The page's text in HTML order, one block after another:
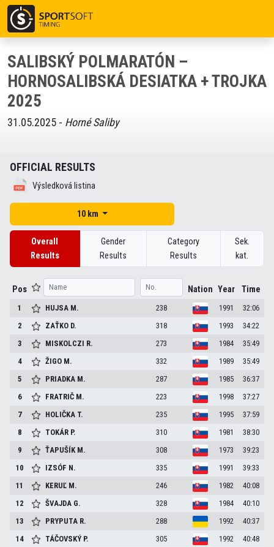
SALIBSKÝ POLMARATÓN –
HORNOSALIBSKÁ DESIATKA + TROJKA
2025
31.05.2025 - Horné Saliby
OFFICIAL RESULTS
Výsledková listina
10 km
Overall
Results
Gender
Results
Category
Results
Sek.
kat.
Pos Nation Year Time
1 HUJSA M. 238 1991
32:06
2
ZAŤKO D. 318 1993
34:22
3
MISKOLCZI R. 273 1984
35:49
4
ŽIGO M. 332 1989
35:49
5
PRIADKA M. 287 1985
36:37
6
FRATRIČ M. 223 1998
37:27
7
HOLIČKA T. 235 1995
37:59
8
TOKÁR P. 310 1981
38:30
9
ŤAPUŠÍK M. 308 1973
39:23
10
IZSÓF N. 335 1991
39:33
11
KERUĽ M. 246 1982
40:08
12
ŠVAJDA G. 328 1984
40:10
13
PRYPUTA R. 288 1992
40:37
14
TÁČOVSKÝ P. 305 1992
40:48